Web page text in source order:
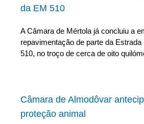
da EM 510
A Câmara de Mértola já concluiu a
repavimentação de parte da
510, no troço de cerca de oito
Câmara de Almodôvar
proteção animal